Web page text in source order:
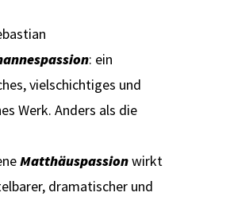
: ein
vielschichtiges und
Werk. Anders als die
Matthäuspassionwirkt
dramatischer und